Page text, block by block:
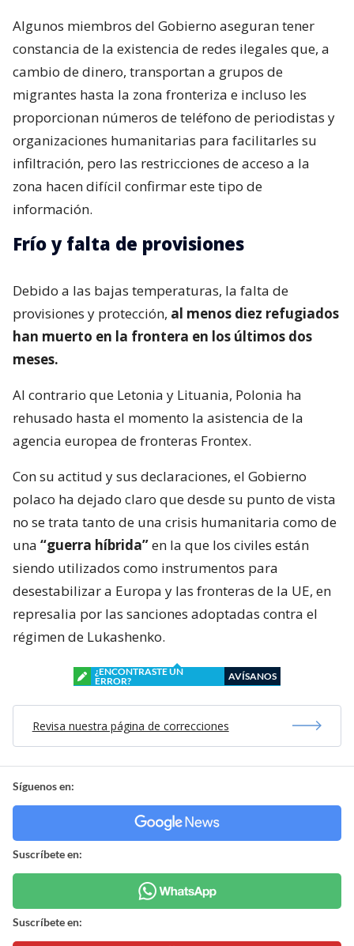
Algunos miembros del Gobierno aseguran tener
constancia de la existencia de redes ilegales que, a
cambio de dinero, transportan a grupos de
migrantes hasta la zona fronteriza e incluso les
proporcionan números de teléfono de periodistas y
organizaciones humanitarias para facilitarles su
infiltración, pero las restricciones de acceso a la
zona hacen difícil confirmar este tipo de
información.
Frío y falta de provisiones
Debido a las bajas temperaturas, la falta de
provisiones y protección, al menos diez refugiados
han muerto en la frontera en los últimos dos
meses.
Al contrario que Letonia y Lituania, Polonia ha
rehusado hasta el momento la asistencia de la
agencia europea de fronteras Frontex.
Con su actitud y sus declaraciones, el Gobierno
polaco ha dejado claro que desde su punto de vista
no se trata tanto de una crisis humanitaria como de
una “guerra híbrida”en la que los civiles están
siendo utilizados como instrumentos para
desestabilizar a Europa y las fronteras de la UE, en
represalia por las sanciones adoptadas contra el
régimen de Lukashenko.
¿ENCONTRASTE UN
ERROR?
AVÍSANOS
Revisa nuestra página de correcciones
Síguenos en:
Suscríbete en:
Suscríbete en: